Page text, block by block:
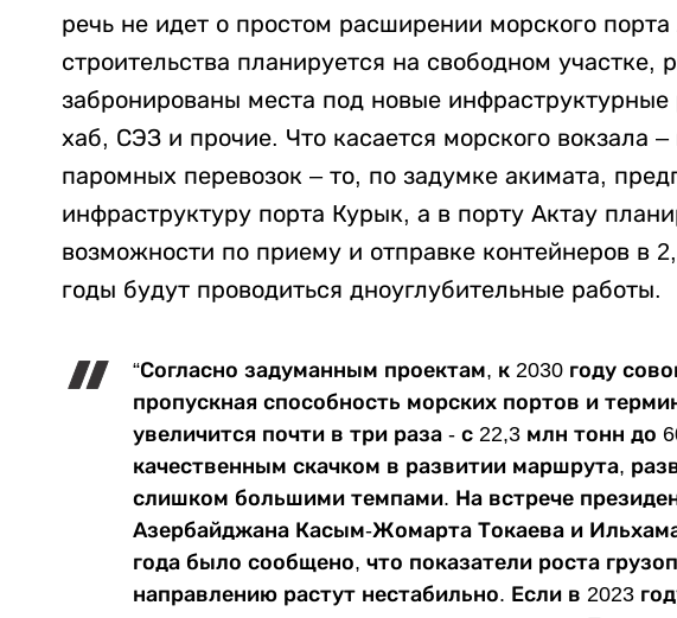
речь не идет о простом расширении морского
строительства планируется на свободном участке,
забронированы места под новые
хаб, СЭЗ и прочие. Что касается морского вокзала
паромных перевозок – то, по задумке акимата,
инфраструктуру порта Курык, а в порту Актау
возможности по приему и отправке контейнеров в
годы будут проводиться дноуглубительные работы.
“Согласно задуманным проектам, к 2030 году
пропускная способность морских портов и
увеличится почти в три раза - с 22,3 млн тонн до
качественным скачком в развитии маршрута,
слишком большими темпами. На встрече
Азербайджана Касым-Жомарта Токаева и
года было сообщено, что показатели роста
направлению растут нестабильно. Если в 2023